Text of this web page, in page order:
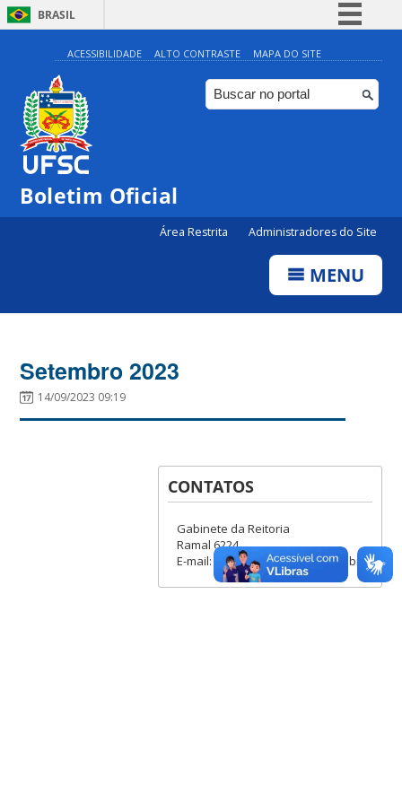
BRASIL
Simplifique!
Comunica BR
Participe
ACESSIBILIDADE ALTO CONTRASTE MAPA DO SITE
Boletim Oficial
Área Restrita Administradores do Site
MENU
Setembro 2023
14/09/2023 09:19
CONTATOS
Gabinete da Reitoria
Ramal 6224
E-mail: boletim.gr@contato.ufsc.br